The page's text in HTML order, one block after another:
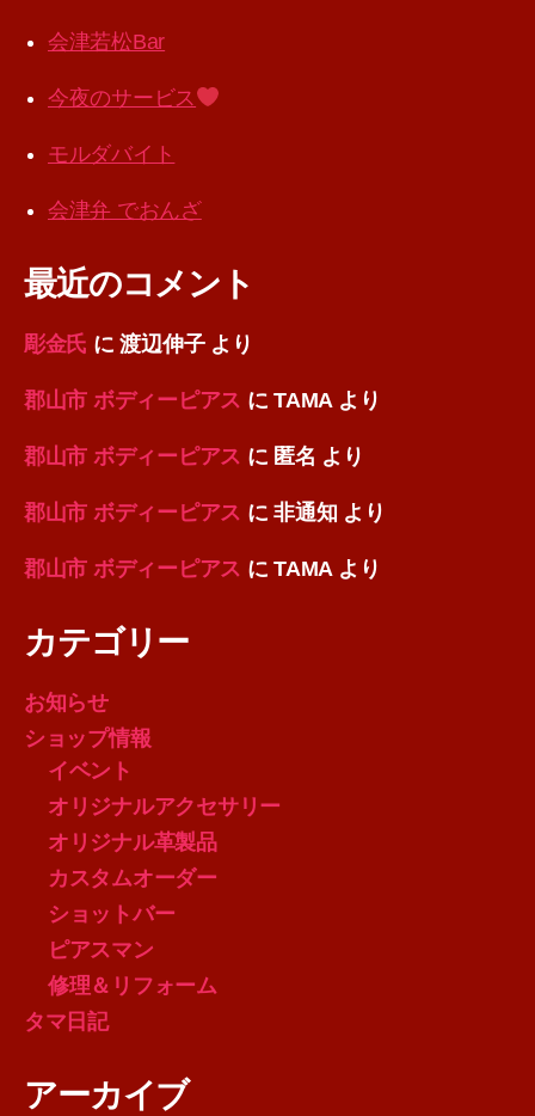
会津若松Bar
今夜のサービス
モルダバイト
会津弁 でおんざ
最近のコメント
彫金氏 に渡辺伸子より
郡山市 ボディーピアス にTAMAより
郡山市 ボディーピアス に 匿名 より
郡山市 ボディーピアス に非通知 より
郡山市 ボディーピアス にTAMAより
カテゴリー
お知らせ
ショップ情報
イベント
オリジナルアクセサリー
オリジナル革製品
カスタムオーダー
ショットバー
ピアスマン
修理＆リフォーム
タマ日記
アーカイブ